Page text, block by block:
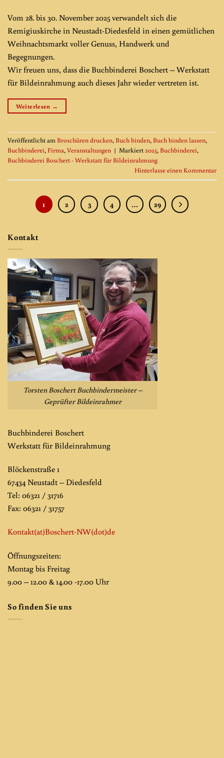
Vom 28. bis 30. November 2025 verwandelt sich die
Remigiuskirche in Neustadt-Diedesfeld in einen gemütlichen
Weihnachtsmarkt voller Genuss, Handwerk und
Begegnungen.
Wir freuen uns, dass die Buchbinderei Boschert – Werkstatt
für Bildeinrahmung auch dieses Jahr wieder vertreten ist.
Weiterlesen →
Veröffentlicht amBroschüren drucken,Buch binden,Buch binden lassen,
Buchbinderei,Firma,Veranstaltungen | Markiert2025,Buchbinderei,
Buchbinderei Boschert - Werkstatt für Bildeinrahmung
Hinterlasse einen Kommentar
1 2 3 4 … 29
Kontakt
Torsten Boschert Buchbindermeister –
Geprüfter Bildeinrahmer
Buchbinderei Boschert
Werkstatt für Bildeinrahmung
Blöckenstraße 1
67434 Neustadt – Diedesfeld
Tel: 06321 / 31716
Fax: 06321 / 31757
Kontakt(at)Boschert-NW(dot)de
Öffnungszeiten:
Montag bis Freitag
9.00 – 12.00 & 14.00 -17.00 Uhr
So finden Sie uns